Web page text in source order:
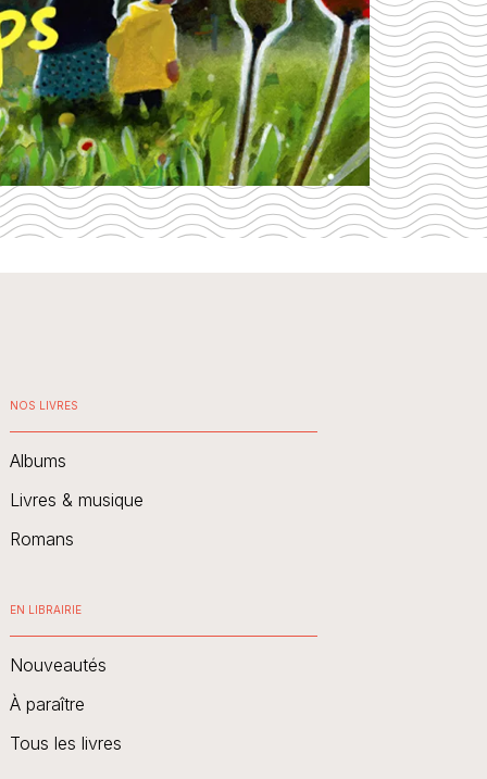
NOS LIVRES
Albums
Livres & musique
Romans
EN LIBRAIRIE
Nouveautés
À paraître
Tous les livres